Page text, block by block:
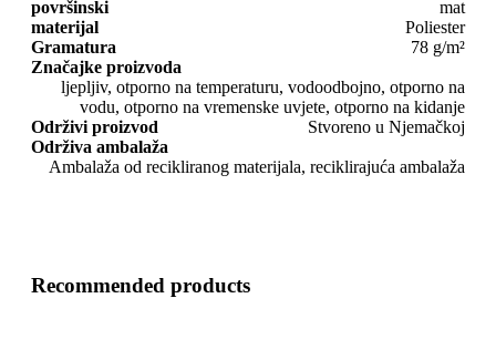
površinski
mat
materijal
Poliester
Gramatura
78 g/m²
Značajke proizvoda
ljepljiv, otporno na temperaturu, vodoodbojno, otporno na
vodu, otporno na vremenske uvjete, otporno na kidanje
Održivi proizvod
Stvoreno u Njemačkoj
Održiva ambalaža
Ambalaža od recikliranog materijala, reciklirajuća ambalaža
Recommended products